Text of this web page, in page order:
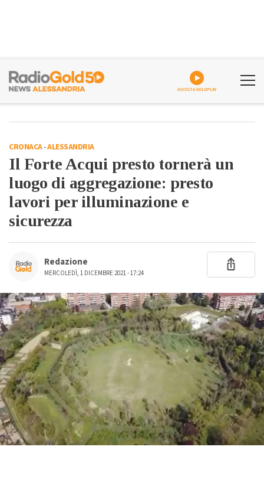
ASCOLTA GOLDPLAY
CRONACA-ALESSANDRIA
Il Forte Acqui presto tornerà un
luogo di aggregazione: presto
lavori per illuminazione e
sicurezza
Redazione
MERCOLEDÌ, 1 DICEMBRE 2021 - 17:24